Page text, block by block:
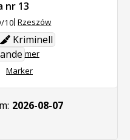
nr 13
10 Rzeszów
Kriminell
mer
Marker
2026-08-07